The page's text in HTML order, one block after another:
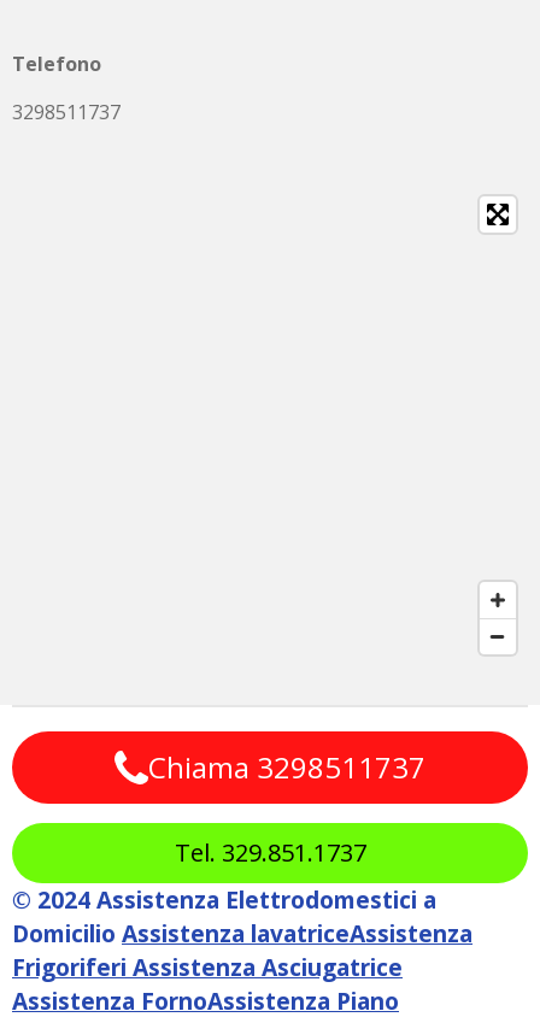
Telefono
3298511737
Chiama 3298511737
Tel. 329.851.1737
© 2024 Assistenza Elettrodomestici a
Domicilio Assistenza lavatriceAssistenza
Frigoriferi Assistenza Asciugatrice
Assistenza FornoAssistenza Piano